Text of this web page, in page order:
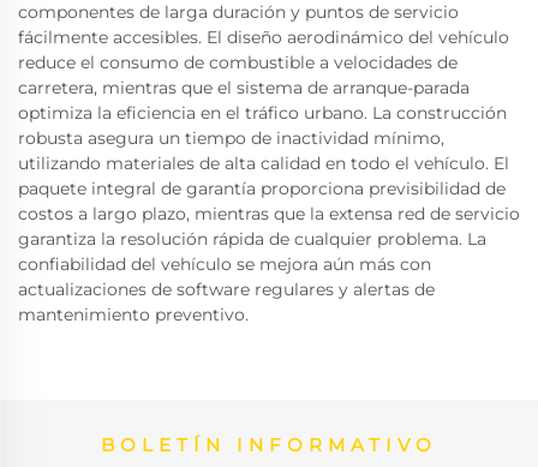
componentes de larga duración y puntos de servicio
fácilmente accesibles. El diseño aerodinámico del vehículo
reduce el consumo de combustible a velocidades de
carretera, mientras que el sistema de arranque-parada
optimiza la eficiencia en el tráfico urbano. La construcción
robusta asegura un tiempo de inactividad mínimo,
utilizando materiales de alta calidad en todo el vehículo. El
paquete integral de garantía proporciona previsibilidad de
costos a largo plazo, mientras que la extensa red de servicio
garantiza la resolución rápida de cualquier problema. La
confiabilidad del vehículo se mejora aún más con
actualizaciones de software regulares y alertas de
mantenimiento preventivo.
BOLETÍN INFORMATIVO